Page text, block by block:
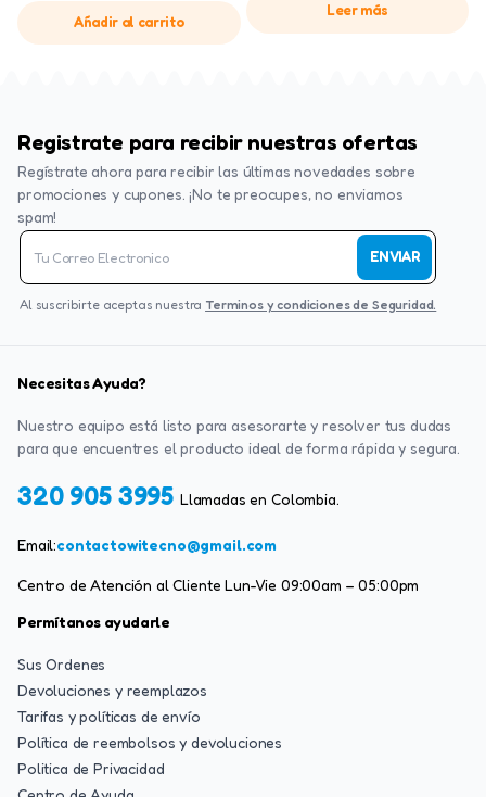
Añadir al carrito
Leer más
Registrate para recibir nuestras ofertas
Regístrate ahora para recibir las últimas novedades sobre
promociones y cupones. ¡No te preocupes, no enviamos
spam!
ENVIAR
Al suscribirte aceptas nuestra Terminos y condiciones de Seguridad.
Necesitas Ayuda?
Nuestro equipo está listo para asesorarte y resolver tus dudas
para que encuentres el producto ideal de forma rápida y segura.
320 905 3995 Llamadas en Colombia.
Email:contactowitecno@gmail.com
Centro de Atención al Cliente Lun-Vie 09:00am – 05:00pm
Permítanos ayudarle
Sus Ordenes
Devoluciones y reemplazos
Tarifas y políticas de envío
Política de reembolsos y devoluciones
Politica de Privacidad